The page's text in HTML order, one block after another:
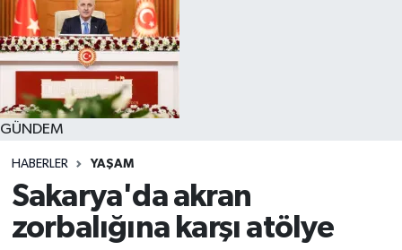
GÜNDEM
HABERLER YAŞAM
Sakarya'da akran
zorbalığına karşı atölye
DÜNYA
SPOR
MAGAZİN
YAŞAM
Trafik Durumu
Süper Lig Puan Durumu ve Fikstür
Tüm Manşetler
Son Dakika Haberleri
Haber Arşivi